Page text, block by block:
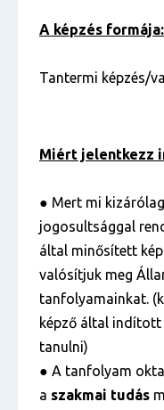
A képzés formája:
Tantermi képzés/
Miért jelentkezz
● Mert mi
jogosultsággal
által minősített
valósítjuk meg
tanfolyamainkat.
képző által indított
tanulni)
● A tanfolyam
a szakmai tudás